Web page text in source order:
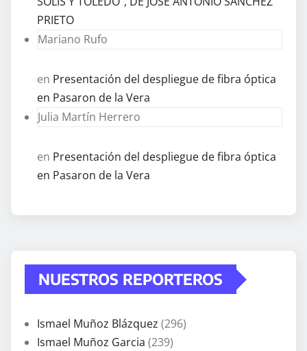
PRIETO
Mariano Rufo
en Presentación del despliegue de fibra óptica
en Pasaron de la Vera
Julia Martín Herrero
en Presentación del despliegue de fibra óptica
en Pasaron de la Vera
NUESTROS REPORTEROS
Ismael Muñoz Blázquez (296)
Ismael Muñoz Garcia (239)